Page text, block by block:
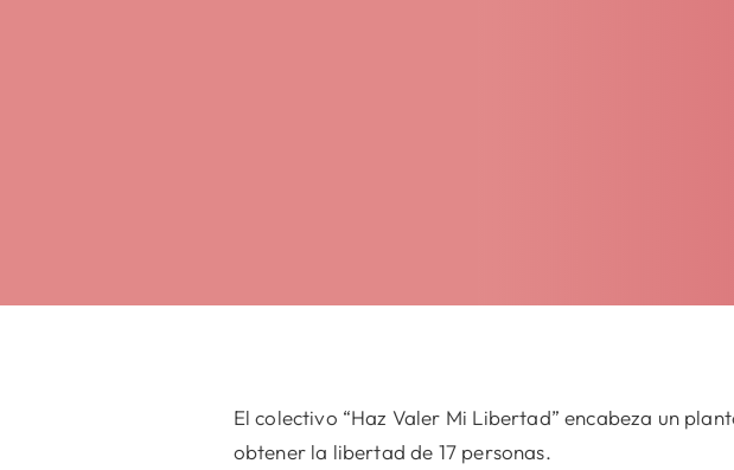
El colectivo “Haz Valer Mi Libertad” encabeza un
obtener la libertad de 17 personas.